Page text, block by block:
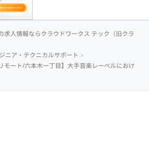
求人情報ならクラウドワークス テック（旧クラ
ニア・テクニカルサポート
モート/六本木一丁目】大手音楽レーベルにおけ